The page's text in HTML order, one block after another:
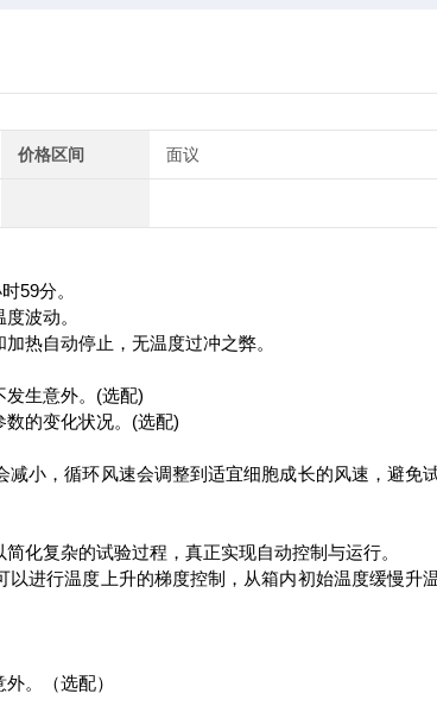
价格区间 面议
59分。
波动。
热自动停止，无温度过冲之弊。
发生意外。(选配)
的变化状况。(选配)
小，循环风速会调整到适宜细胞成长的风速，避免
化复杂的试验过程，真正实现自动控制与运行。
进行温度上升的梯度控制，从箱内初始温度缓慢升
。（选配）